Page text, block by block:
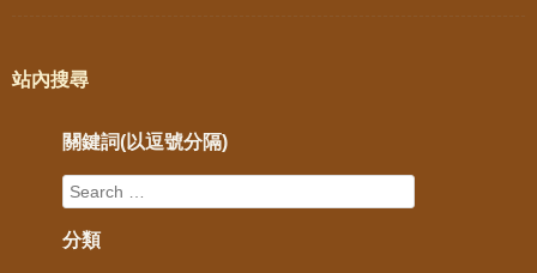
站內搜尋
關鍵詞(以逗號分隔)
分類